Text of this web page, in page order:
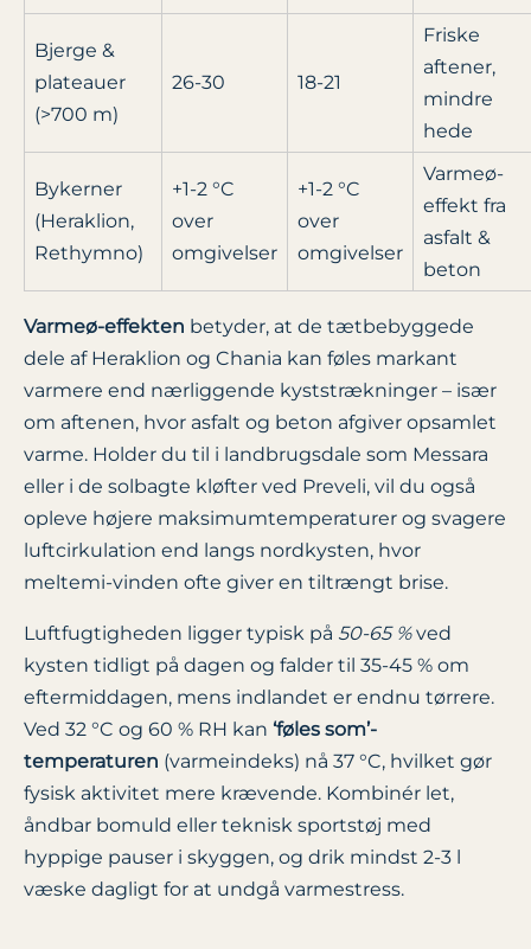
Bjerge &
plateauer
(>700 m)
26-30 18-21
Friske
aftener,
mindre
hede
Bykerner
(Heraklion,
Rethymno)
+1-2 °C
over
omgivelser
+1-2 °C
over
omgivelser
Varmeø-
effekt fra
asfalt &
beton
Varmeø-effekten betyder, at de tætbebyggede
dele af Heraklion og Chania kan føles markant
varmere end nærliggende kyststrækninger – især
om aftenen, hvor asfalt og beton afgiver opsamlet
varme. Holder du til i landbrugsdale som Messara
eller i de solbagte kløfter ved Preveli, vil du også
opleve højere maksimumtemperaturer og svagere
luftcirkulation end langs nordkysten, hvor
meltemi-vinden ofte giver en tiltrængt brise.
Luftfugtigheden ligger typisk på 50-65 %ved
kysten tidligt på dagen og falder til 35-45 % om
eftermiddagen, mens indlandet er endnu tørrere.
Ved 32 °C og 60 % RH kan ‘føles som’-
temperaturen (varmeindeks) nå 37 °C, hvilket gør
fysisk aktivitet mere krævende. Kombinér let,
åndbar bomuld eller teknisk sportstøj med
hyppige pauser i skyggen, og drik mindst 2-3 l
væske dagligt for at undgå varmestress.